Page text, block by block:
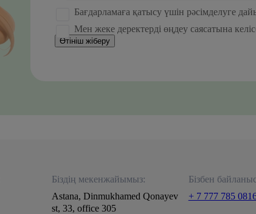
Бағдарламаға қатысу үшін рәсімделуге
Мен жеке деректерді өңдеу саясатына
Өтініш жіберу
Біздің мекенжайымыз:
Astana, Dinmukhamed Qonayev
st, 33, office 305
Бізбен
+ 7 777 785